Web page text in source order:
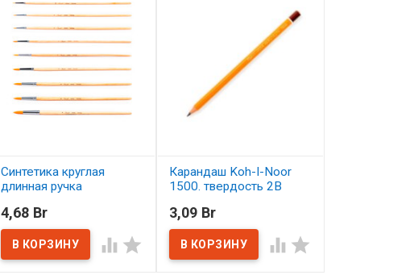
Синтетика круглая
длинная ручка
Сонет №5
В наличии
4,68 Br
 
Карандаш Koh-I-Noor
1500. твердость 2B
В наличии
3,09 Br
 